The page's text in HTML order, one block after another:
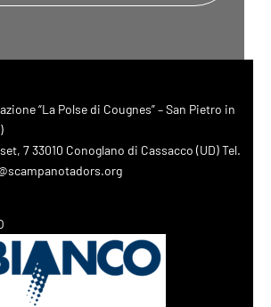
“La Polse di Cougnes” – San Pietro in
7 33010 Conoglano di Cassacco (UD) Tel.